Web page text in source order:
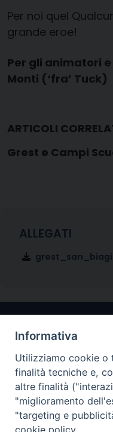
Per noi quel
grande eroe!
Per gli animatori
Monti (‘fra’ Tuck)
ARTICOLI
Grest e Campi
Arcidiocesi
Informativa
Utilizziamo cookie o
finalità tecniche e,
altre finalità
"miglioramento
"targeting e